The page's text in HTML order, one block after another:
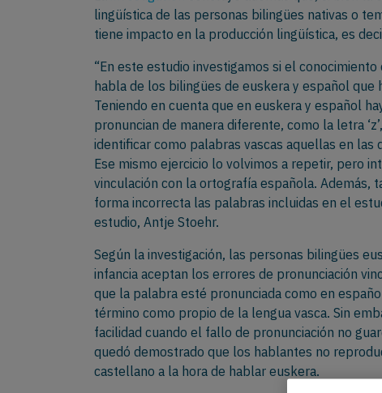
lingüística de las personas bilingües nativas o
tiene impacto en la producción lingüística, es
“En este estudio investigamos si el
habla de los bilingües de euskera y español
Teniendo en cuenta que en euskera y español
pronuncian de manera diferente, como la letra
identificar como palabras vascas aquellas en las
Ese mismo ejercicio lo volvimos a repetir, pero
vinculación con la ortografía española. Además,
forma incorrecta las palabras incluidas en el
estudio, Antje Stoehr.
Según la investigación, las personas bilingües
infancia aceptan los errores de pronunciación
que la palabra esté pronunciada como en
término como propio de la lengua vasca. Sin
facilidad cuando el fallo de pronunciación no
quedó demostrado que los hablantes no
castellano a la hora de hablar euskera.